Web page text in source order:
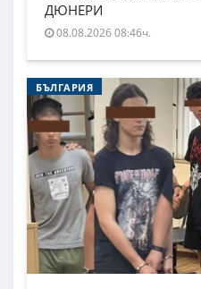
ДЮНЕРИ
08.08.2026 08:46ч.
БЪЛГАРИЯ